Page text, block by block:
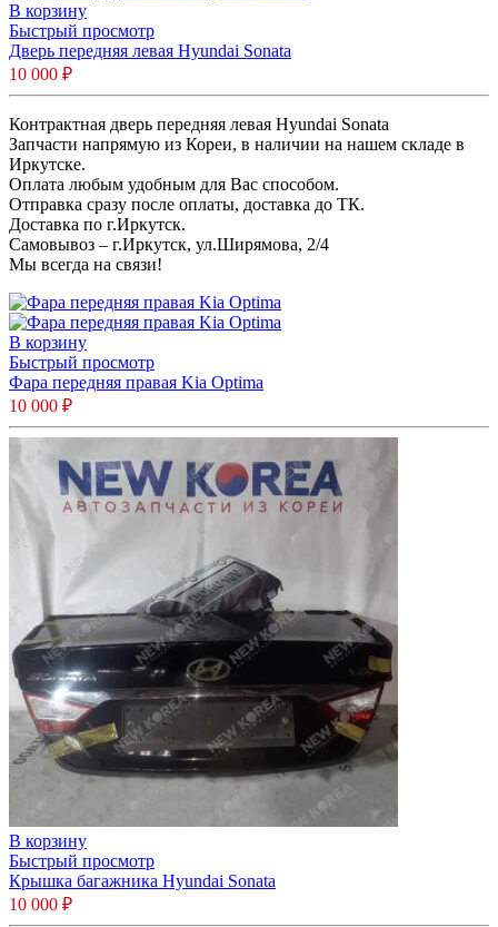
В корзину
Быстрый просмотр
Дверь передняя левая Hyundai Sonata
10 000 ₽
Контрактная дверь передняя левая Hyundai Sonata
Запчасти напрямую из Кореи, в наличии на нашем складе в
Иркутске.
Оплата любым удобным для Вас способом.
Отправка сразу после оплаты, доставка до ТК.
Доставка по г.Иркутск.
Самовывоз – г.Иркутск, ул.Ширямова, 2/4
Мы всегда на связи!
В корзину
Быстрый просмотр
Фара передняя правая Kia Optima
10 000 ₽
В корзину
Быстрый просмотр
Крышка багажника Hyundai Sonata
10 000 ₽